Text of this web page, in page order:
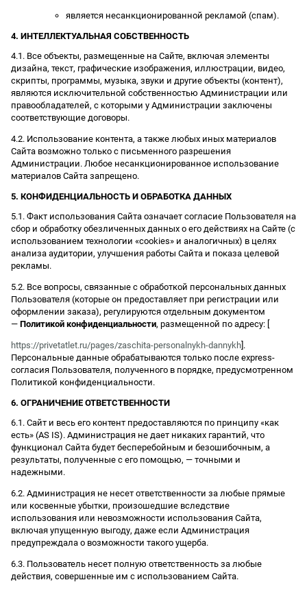
является несанкционированной рекламой (спам).
4. ИНТЕЛЛЕКТУАЛЬНАЯ СОБСТВЕННОСТЬ
4.1. Все объекты, размещенные на Сайте, включая элементы
дизайна, текст, графические изображения, иллюстрации, видео,
скрипты, программы, музыка, звуки и другие объекты (контент),
являются исключительной собственностью Администрации или
правообладателей, с которыми у Администрации заключены
соответствующие договоры.
4.2. Использование контента, а также любых иных материалов
Сайта возможно только с письменного разрешения
Администрации. Любое несанкционированное использование
материалов Сайта запрещено.
5. КОНФИДЕНЦИАЛЬНОСТЬ И ОБРАБОТКА ДАННЫХ
5.1. Факт использования Сайта означает согласие Пользователя на
сбор и обработку обезличенных данных о его действиях на Сайте (с
использованием технологии «cookies» и аналогичных) в целях
анализа аудитории, улучшения работы Сайта и показа целевой
рекламы.
5.2. Все вопросы, связанные с обработкой персональных данных
Пользователя (которые он предоставляет при регистрации или
оформлении заказа), регулируются отдельным документом
— Политикой конфиденциальности, размещенной по адресу: [
https://privetatlet.ru/pages/zaschita-personalnykh-dannykh ].
Персональные данные обрабатываются только после express-
согласия Пользователя, полученного в порядке, предусмотренном
Политикой конфиденциальности.
6. ОГРАНИЧЕНИЕ ОТВЕТСТВЕННОСТИ
6.1. Сайт и весь его контент предоставляются по принципу «как
есть» (AS IS). Администрация не дает никаких гарантий, что
функционал Сайта будет бесперебойным и безошибочным, а
результаты, полученные с его помощью, — точными и
надежными.
6.2. Администрация не несет ответственности за любые прямые
или косвенные убытки, произошедшие вследствие
использования или невозможности использования Сайта,
включая упущенную выгоду, даже если Администрация
предупреждала о возможности такого ущерба.
6.3. Пользователь несет полную ответственность за любые
действия, совершенные им с использованием Сайта.